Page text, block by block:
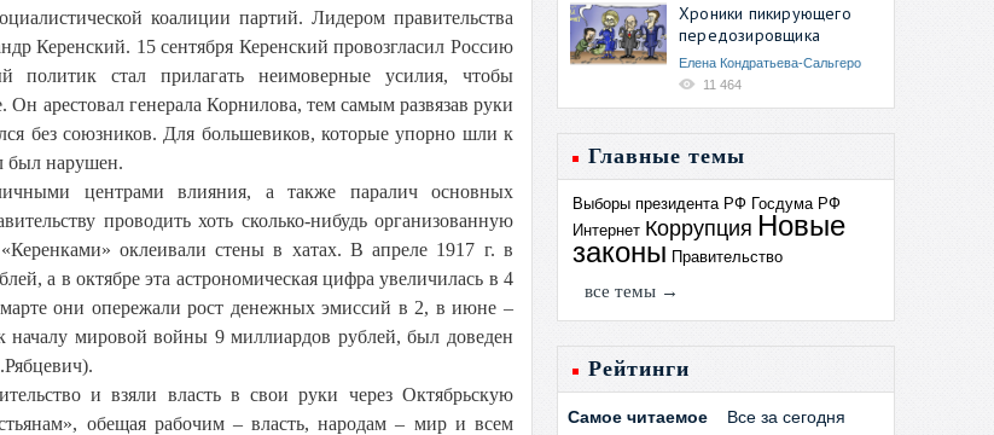
коалиции партий. Лидером правительства
Керенский. 15 сентября Керенский провозгласил Россию
политик стал прилагать неимоверные усилия, чтобы
арестовал генерала Корнилова, тем самым развязав руки
без союзников. Для большевиков, которые упорно шли к
был нарушен.
центрами влияния, а также паралич основных
проводить хоть сколько-нибудь организованную
оклеивали стены в хатах. В апреле 1917 г. в
а в октябре эта астрономическая цифра увеличилась в 4
они опережали рост денежных эмиссий в 2, в июне –
началу мировой войны 9 миллиардов рублей, был доведен
и взяли власть в свои руки через Октябрьскую
обещая рабочим – власть, народам – мир и всем
Хроники пикирующего
передозировщика
Елена Кондратьева-Сальгеро
11 464
Главные темы
Выборы президента РФ Госдума РФ
Интернет Коррупция Новые
законы Правительство
все темы →
Рейтинги
Самое читаемое Все за сегодня